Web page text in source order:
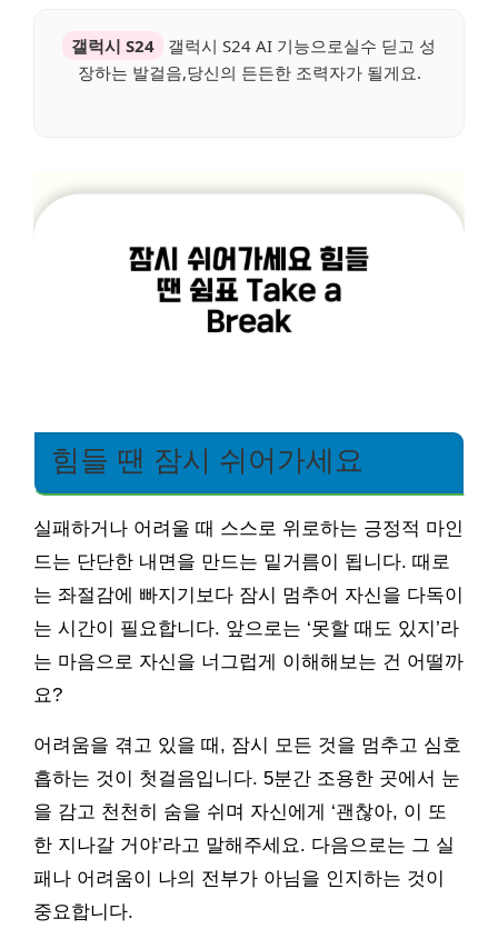
갤럭시 S24
갤럭시 S24 AI 기능으로실수 딛고 성
장하는 발걸음,당신의 든든한 조력자가 될게요.
힘들 땐 잠시 쉬어가세요
실패하거나 어려울 때 스스로 위로하는 긍정적 마인
드는 단단한 내면을 만드는 밑거름이 됩니다. 때로
는 좌절감에 빠지기보다 잠시 멈추어 자신을 다독이
는 시간이 필요합니다. 앞으로는 ‘못할 때도 있지’라
는 마음으로 자신을 너그럽게 이해해보는 건 어떨까
요?
어려움을 겪고 있을 때, 잠시 모든 것을 멈추고 심호
흡하는 것이 첫걸음입니다. 5분간 조용한 곳에서 눈
을 감고 천천히 숨을 쉬며 자신에게 ‘괜찮아, 이 또
한 지나갈 거야’라고 말해주세요. 다음으로는 그 실
패나 어려움이 나의 전부가 아님을 인지하는 것이
중요합니다.